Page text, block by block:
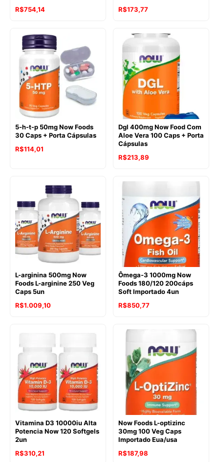
R$754,14
R$173,77
5-h-t-p 50mg Now Foods
30 Caps + Porta Cápsulas
R$114,01
Dgl 400mg Now Food Com
Aloe Vera 100 Caps + Porta
Cápsulas
R$213,89
L-arginina 500mg Now
Foods L-arginine 250 Veg
Caps 5un
R$1.009,10
Ômega-3 1000mg Now
Foods 180/120 200cáps
Soft Importado 4un
R$850,77
Vitamina D3 10000iu Alta
Potencia Now 120 Softgels
2un
R$310,21
Now Foods L-optizinc
30mg 100 Veg Caps
Importado Eua/usa
R$187,98